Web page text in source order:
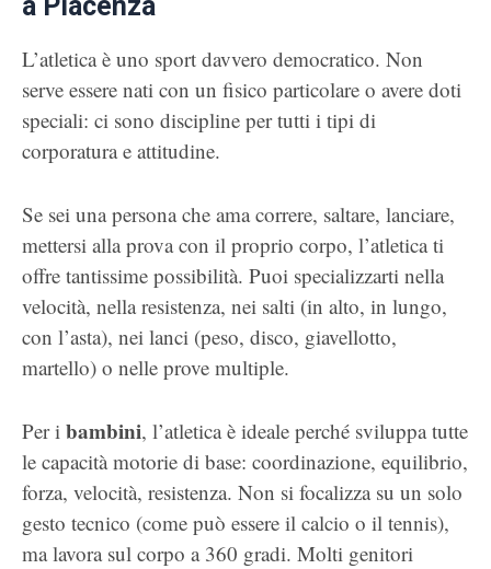
L’atletica è uno sport davvero democratico. Non
serve essere nati con un fisico particolare o avere doti
speciali: ci sono discipline per tutti i tipi di
corporatura e attitudine.
Se sei una persona che ama correre, saltare, lanciare,
mettersi alla prova con il proprio corpo, l’atletica ti
offre tantissime possibilità. Puoi specializzarti nella
velocità, nella resistenza, nei salti (in alto, in lungo,
con l’asta), nei lanci (peso, disco, giavellotto,
martello) o nelle prove multiple.
Per i bambini, l’atletica è ideale perché sviluppa tutte
le capacità motorie di base: coordinazione, equilibrio,
forza, velocità, resistenza. Non si focalizza su un solo
gesto tecnico (come può essere il calcio o il tennis),
ma lavora sul corpo a 360 gradi. Molti genitori